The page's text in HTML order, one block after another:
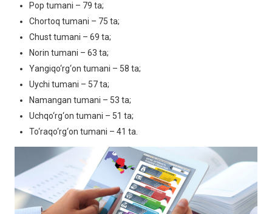
Pop tumani – 79 ta;
Chortoq tumani – 75 ta;
Chust tumani – 69 ta;
Norin tumani – 63 ta;
Yangiqo‘rg‘on tumani – 58 ta;
Uychi tumani – 57 ta;
Namangan tumani – 53 ta;
Uchqo‘rg‘on tumani – 51 ta;
To‘raqo‘rg‘on tumani – 41 ta.